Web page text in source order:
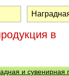
в
и сувенирная